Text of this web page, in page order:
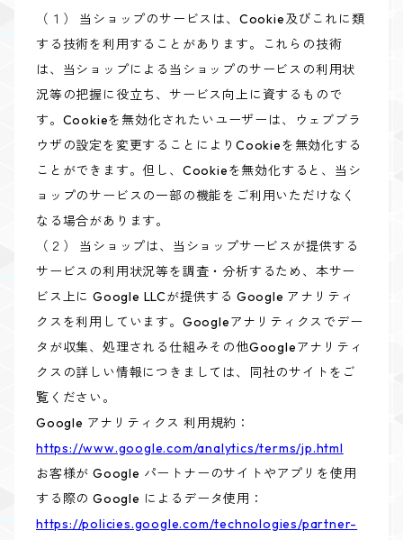
（１） 当ショップのサービスは、Cookie及びこれに類
する技術を利用することがあります。これらの技術
は、当ショップによる当ショップのサービスの利用状
況等の把握に役立ち、サービス向上に資するもので
す。Cookieを無効化されたいユーザーは、ウェブブラ
ウザの設定を変更することによりCookieを無効化する
ことができます。但し、Cookieを無効化すると、当シ
ョップのサービスの一部の機能をご利用いただけなく
なる場合があります。
（２） 当ショップは、当ショップサービスが提供する
サービスの利用状況等を調査・分析するため、本サー
ビス上に Google LLCが提供する Google アナリティ
クスを利用しています。Googleアナリティクスでデー
タが収集、処理される仕組みその他Googleアナリティ
クスの詳しい情報につきましては、同社のサイトをご
覧ください。
Google アナリティクス 利用規約：
https://www.google.com/analytics/terms/jp.html
お客様が Google パートナーのサイトやアプリを使用
する際の Google によるデータ使用：
https://policies.google.com/technologies/partner-